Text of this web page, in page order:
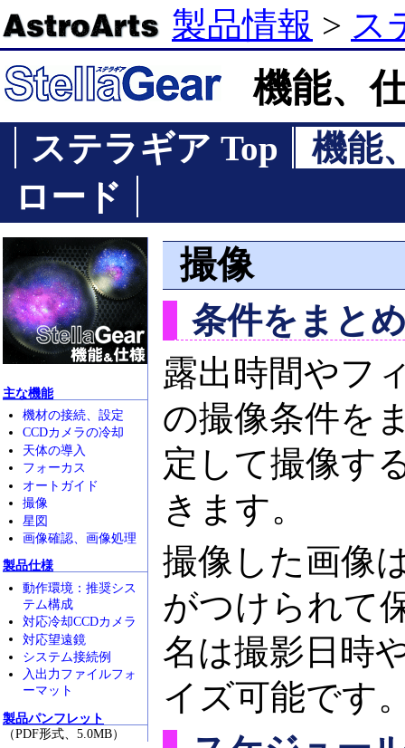
製品情報 > ス
機能、
ステラギア Top
機能
ロード
主な機能
機材の接続、設定
CCDカメラの冷却
天体の導入
フォーカス
オートガイド
撮像
星図
画像確認、画像処理
製品仕様
動作環境：推奨シス
テム構成
対応冷却CCDカメラ
対応望遠鏡
システム接続例
入出力ファイルフォ
ーマット
製品パンフレット
（PDF形式、5.0MB）
撮像
条件をまと
露出時間やフ
の撮像条件を
定して撮像す
きます。
撮像した画像
がつけられて
名は撮影日時
イズ可能です